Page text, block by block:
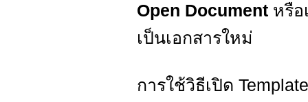
Open Document หรื
เป็นเอกสารใหม่
การใช้วิธีเปิด